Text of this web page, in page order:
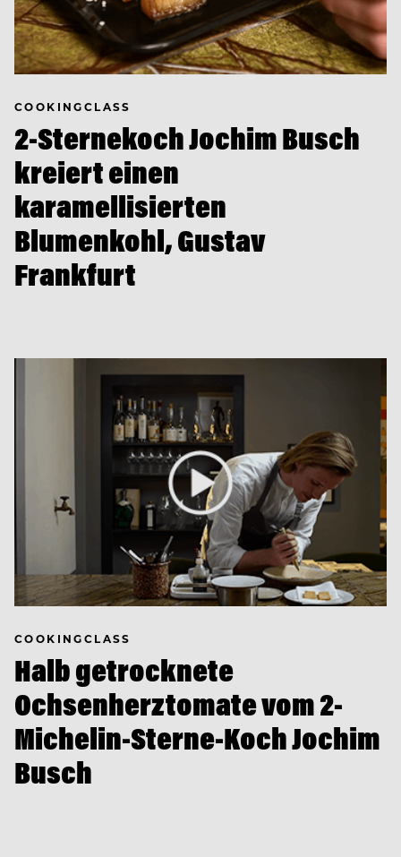
COOKINGCLASS
2-Sternekoch Jochim Busch
kreiert einen
karamellisierten
Blumenkohl, Gustav
Frankfurt
COOKINGCLASS
Halb getrocknete
Ochsenherztomate vom 2-
Michelin-Sterne-Koch Jochim
Busch